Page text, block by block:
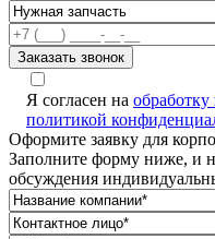
Я согласен на
политикой
Оформите заявку для
Заполните форму ниже, и
обсуждения